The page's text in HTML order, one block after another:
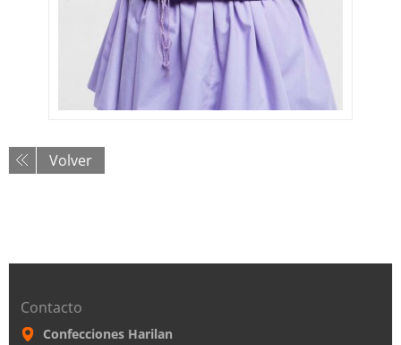
Volver
Contacto
Confecciones Harilan